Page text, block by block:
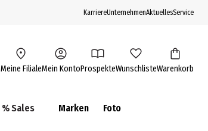
KarriereUnternehmenAktuellesService
Meine FilialeMein KontoProspekteWunschlisteWarenkorb
% Sales Marken Foto